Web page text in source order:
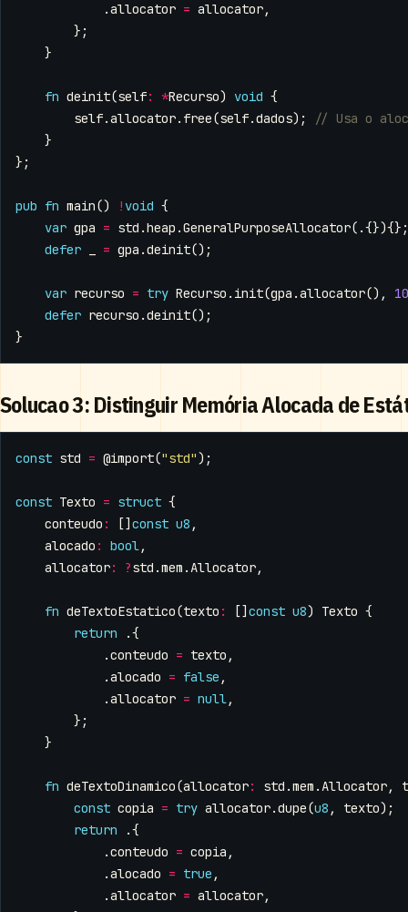
.allocator = allocator,
};
}
fn deinit(self: *Recurso) void {
self.allocator. free(self.dados);
}
};
pub fn main() ! void {
var gpa = std .heap .GeneralPurposeAllocator(.{}){};
defer
= gpa .deinit();
var recurso = try Recurso . init(gpa .allocator(),
defer recurso .deinit();
}
Solucao 3: Distinguir Memória Alocada de
const std = @import("std" );
const Texto = struct {
conteudo : [] const u8 ,
alocado : bool,
allocator: ?std .mem .Allocator,
fn deTextoEstatico(texto : [] const u8) Texto {
return
.{
.conteudo = texto ,
.alocado = false ,
.allocator = null,
};
}
fn deTextoDinamico(allocator: std .mem .Allocator,
const copia = try allocator.dupe(u8 , texto);
return
.{
.conteudo = copia ,
.alocado = true ,
.allocator = allocator,